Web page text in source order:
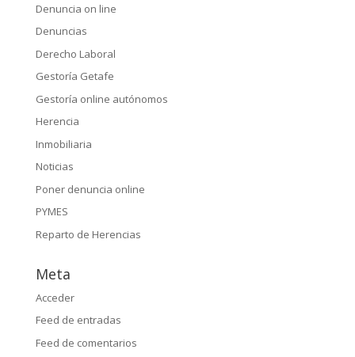
Denuncia on line
Denuncias
Derecho Laboral
Gestoría Getafe
Gestoría online autónomos
Herencia
Inmobiliaria
Noticias
Poner denuncia online
PYMES
Reparto de Herencias
Meta
Acceder
Feed de entradas
Feed de comentarios